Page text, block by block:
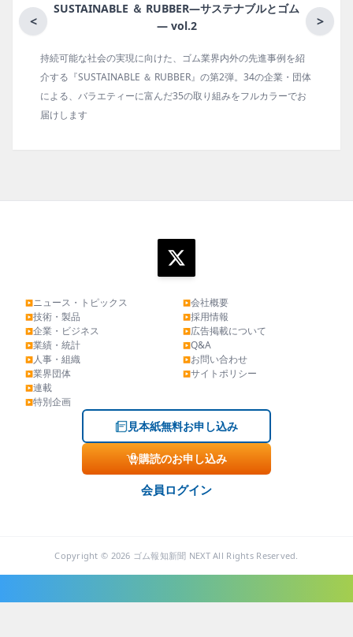
< >
ブルとゴム
の先進事例を紹
。34の企業・団体
フルカラーでお
月刊ラバーインダストリー／単
ゴム報知新聞の姉妹誌。ゴム・エラストマー製品
の動向、新製品・技術、原材料動向、設備・機械
タビュー、海外企業情報、統計などをコンパクト
▶ニュース・トピックス
▶技術・製品
▶企業・ビジネス
▶業績・統計
▶人事・組織
▶業界団体
▶連載
▶特別企画
▶会社概要
▶採用情報
▶広告掲載について
▶Q&A
▶お問い合わせ
▶サイトポリシー
見本紙無料お申し込み
購読のお申し込み
会員ログイン
Copyright © 2026 ゴム報知新聞 NEXT All Rights Reserved.